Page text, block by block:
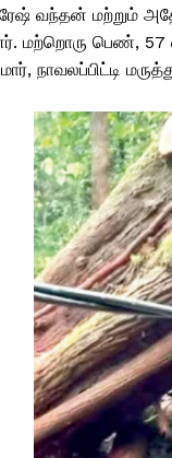
வந்தன் மற்றும்
மற்றொரு பெண், 57
நாவலப்பிட்டி